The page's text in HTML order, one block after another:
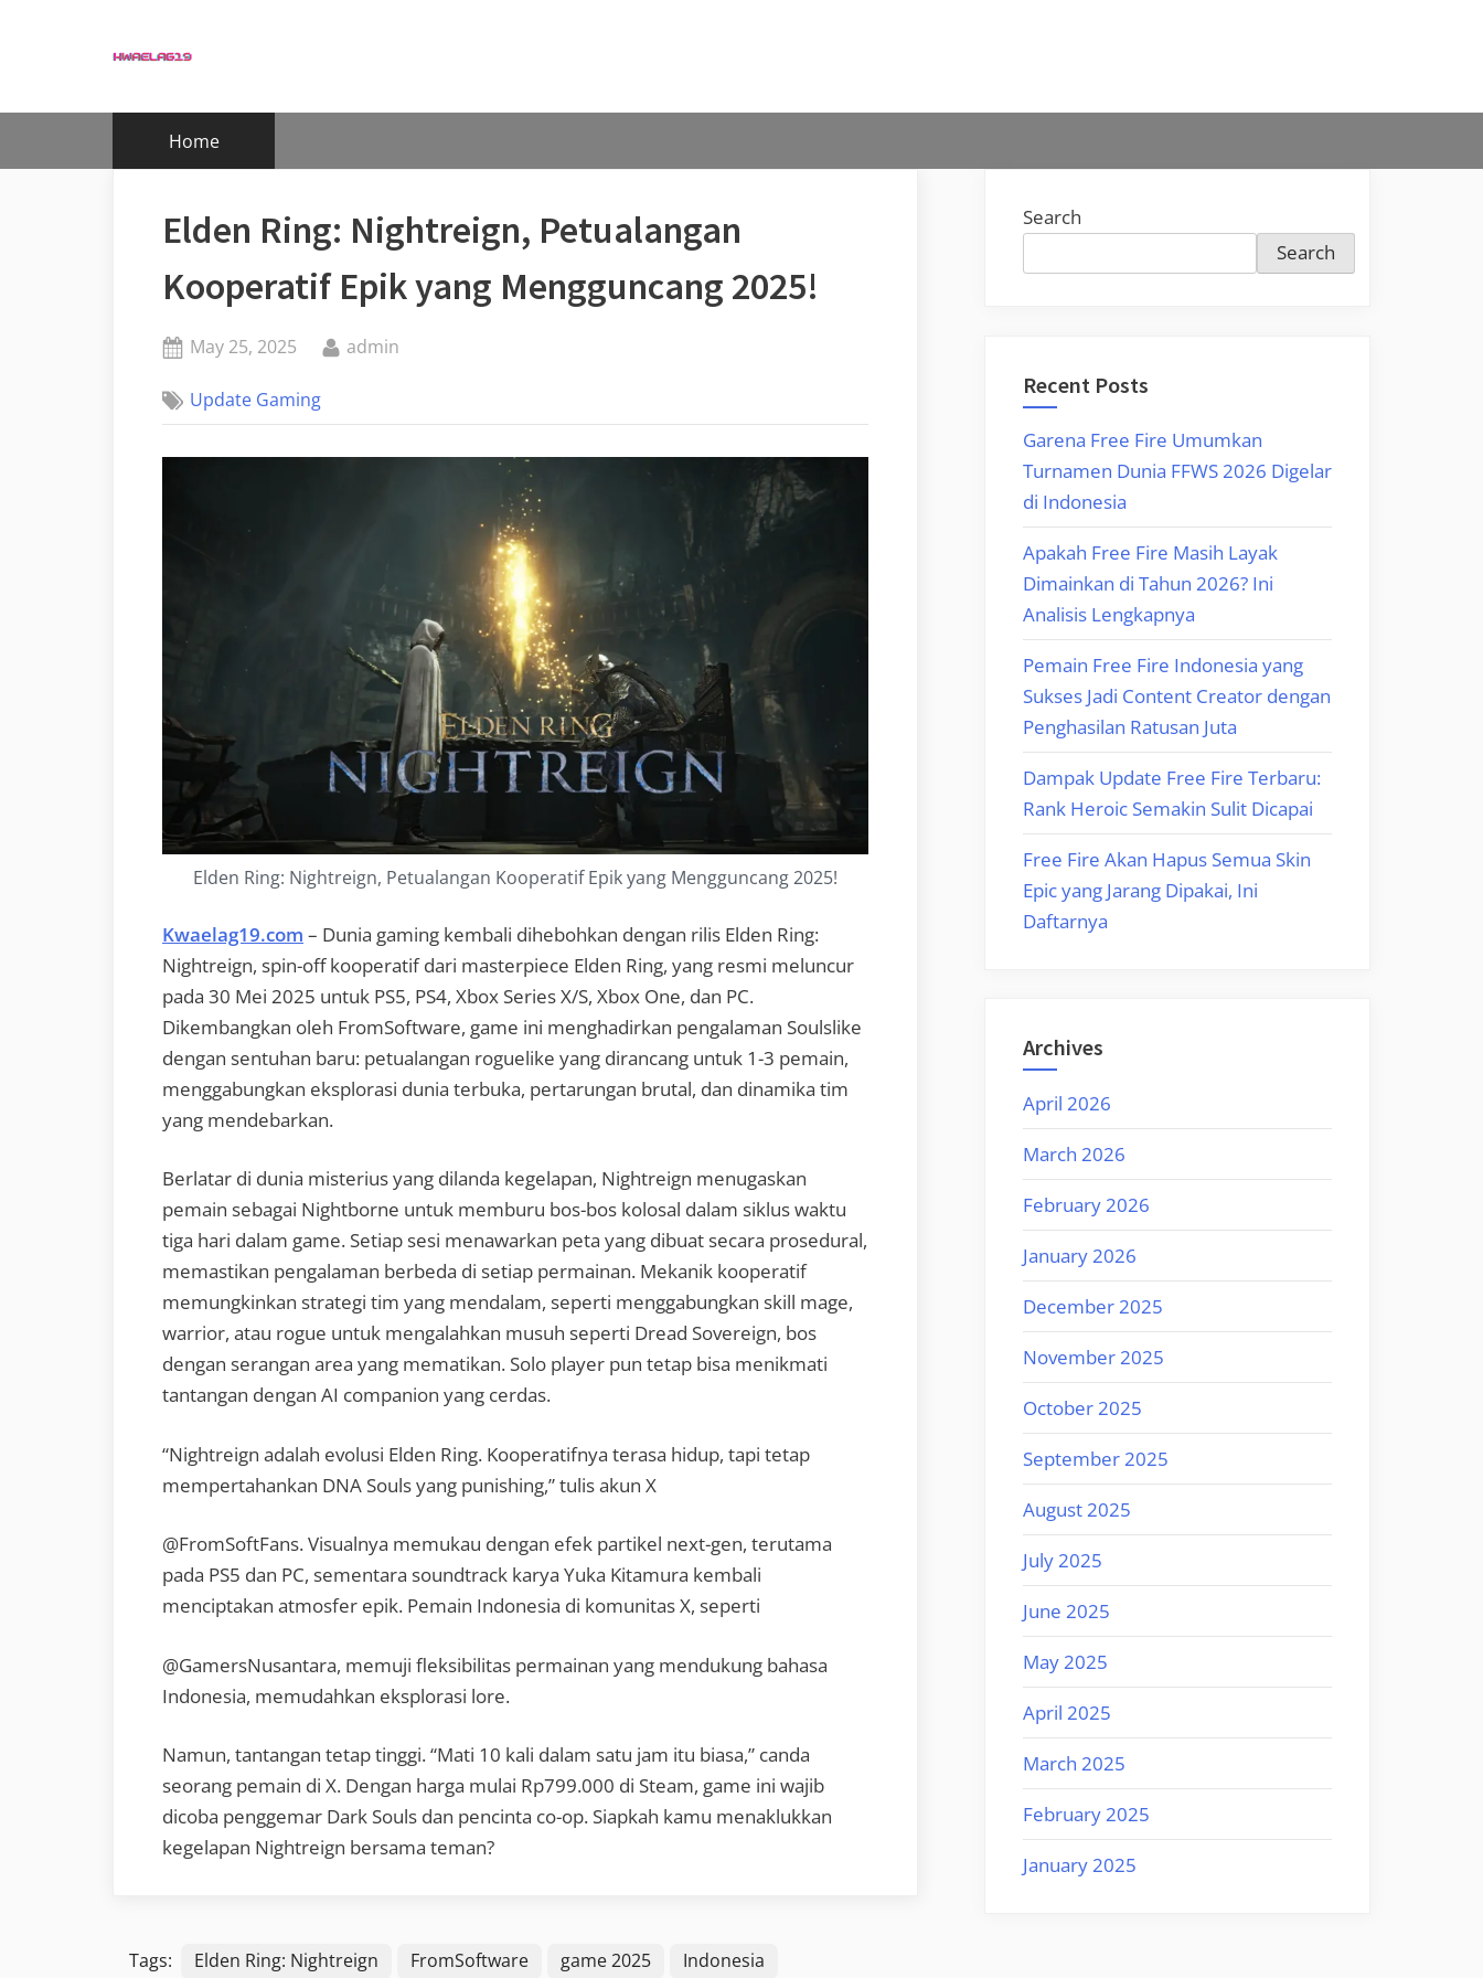
Home
Elden Ring: Nightreign, Petualangan
Kooperatif Epik yang Mengguncang 2025!
Posted
May 25, 2025 By
admin
Update Gaming
Elden Ring: Nightreign, Petualangan Kooperatif Epik yang Mengguncang 2025!
Kwaelag19.com – Dunia gaming kembali dihebohkan dengan rilis Elden Ring:
Nightreign, spin-off kooperatif dari masterpiece Elden Ring, yang resmi meluncur
pada 30 Mei 2025 untuk PS5, PS4, Xbox Series X/S, Xbox One, dan PC.
Dikembangkan oleh FromSoftware, game ini menghadirkan pengalaman Soulslike
dengan sentuhan baru: petualangan roguelike yang dirancang untuk 1-3 pemain,
menggabungkan eksplorasi dunia terbuka, pertarungan brutal, dan dinamika tim
yang mendebarkan.
Berlatar di dunia misterius yang dilanda kegelapan, Nightreign menugaskan
pemain sebagai Nightborne untuk memburu bos-bos kolosal dalam siklus waktu
tiga hari dalam game. Setiap sesi menawarkan peta yang dibuat secara prosedural,
memastikan pengalaman berbeda di setiap permainan. Mekanik kooperatif
memungkinkan strategi tim yang mendalam, seperti menggabungkan skill mage,
warrior, atau rogue untuk mengalahkan musuh seperti Dread Sovereign, bos
dengan serangan area yang mematikan. Solo player pun tetap bisa menikmati
tantangan dengan AI companion yang cerdas.
“Nightreign adalah evolusi Elden Ring. Kooperatifnya terasa hidup, tapi tetap
mempertahankan DNA Souls yang punishing,” tulis akun X
@FromSoftFans. Visualnya memukau dengan efek partikel next-gen, terutama
pada PS5 dan PC, sementara soundtrack karya Yuka Kitamura kembali
menciptakan atmosfer epik. Pemain Indonesia di komunitas X, seperti
@GamersNusantara, memuji fleksibilitas permainan yang mendukung bahasa
Indonesia, memudahkan eksplorasi lore.
Namun, tantangan tetap tinggi. “Mati 10 kali dalam satu jam itu biasa,” canda
seorang pemain di X. Dengan harga mulai Rp799.000 di Steam, game ini wajib
dicoba penggemar Dark Souls dan pencinta co-op. Siapkah kamu menaklukkan
kegelapan Nightreign bersama teman?
Tags: Elden Ring: Nightreign FromSoftware game 2025 Indonesia
Search
Search
Recent Posts
Garena Free Fire Umumkan
Turnamen Dunia FFWS 2026 Digelar
di Indonesia
Apakah Free Fire Masih Layak
Dimainkan di Tahun 2026? Ini
Analisis Lengkapnya
Pemain Free Fire Indonesia yang
Sukses Jadi Content Creator dengan
Penghasilan Ratusan Juta
Dampak Update Free Fire Terbaru:
Rank Heroic Semakin Sulit Dicapai
Free Fire Akan Hapus Semua Skin
Epic yang Jarang Dipakai, Ini
Daftarnya
Archives
April 2026
March 2026
February 2026
January 2026
December 2025
November 2025
October 2025
September 2025
August 2025
July 2025
June 2025
May 2025
April 2025
March 2025
February 2025
January 2025